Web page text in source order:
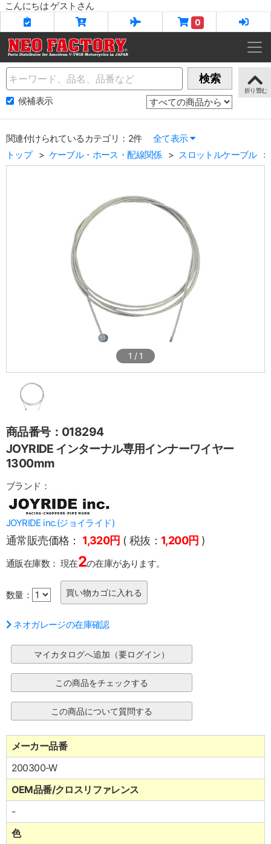
こんにちは ゲストさん
0
Name 検索
候補表示
関連付けられているカテゴリ：2件
全て表示
トップ
ケーブル・ホース・配線関係 スロットルケーブル
1 / 1
商品番号：018294
JOYRIDE インターナル専用インナーワイヤー
1300mm
ブランド：
JOYRIDE inc.(ジョイライド)
通常販売価格： 1,320円 ( 税抜： 1,200円 )
通販在庫数： 現在2の在庫があります。
数量：
ネオガレージの在庫確認
メーカー品番
200300-W
OEM品番/クロスリファレンス
-
色